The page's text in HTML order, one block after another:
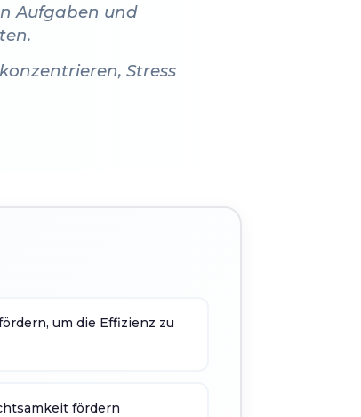
Aufgaben und
Stress
um die Effizienz zu
fördern